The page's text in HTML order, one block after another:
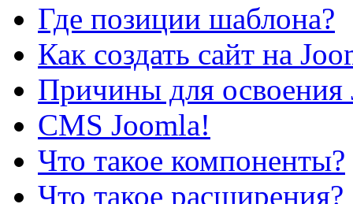
Где позиции шаблона?
Как создать сайт на
Причины для освоения
CMS Joomla!
Что такое компоненты?
Что такое расширения?